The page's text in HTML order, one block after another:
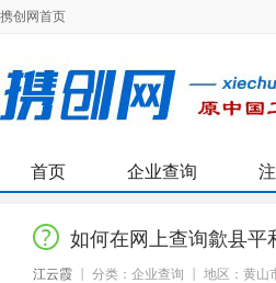
携创网首页
首页 企业查询
如何在网上查询歙县平
江云霞 分类：企业查询 地区：黄山